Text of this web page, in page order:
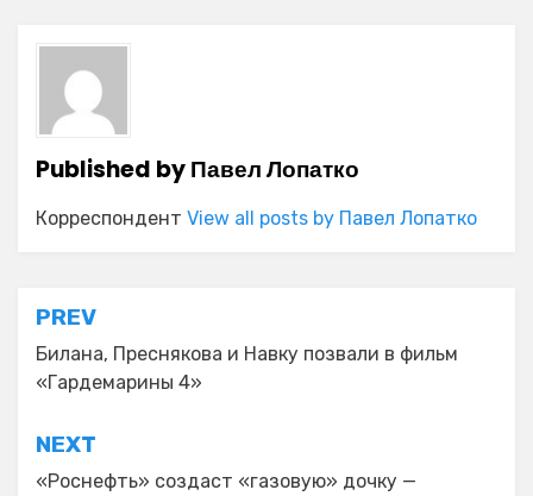
Published byПавел Лопатко
Корреспондент View all posts by Павел Лопатко
Навигация
по
записям
PREV
Билана, Преснякова и Навку позвали в фильм
«Гардемарины 4»
NEXT
«Роснефть» создаст «газовую» дочку —